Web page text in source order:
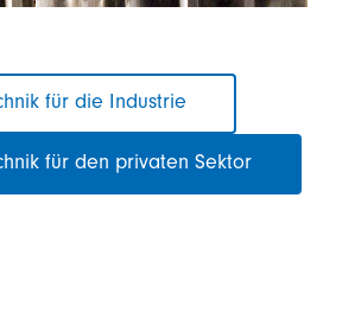
für die Industrie
für den privaten Sektor